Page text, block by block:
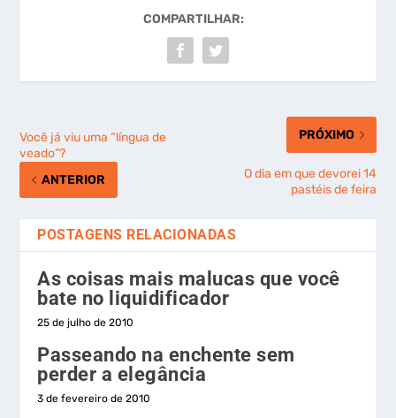
COMPARTILHAR:
Você já viu uma “língua de
veado”?
ANTERIOR
PRÓXIMO
O dia em que devorei 14
pastéis de feira
POSTAGENS RELACIONADAS
As coisas mais malucas que você
bate no liquidificador
25 de julho de 2010
Passeando na enchente sem
perder a elegância
3 de fevereiro de 2010